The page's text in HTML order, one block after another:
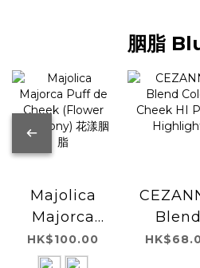
胭脂
Majolica
Majorca
Puff de
Cheek
HK$100.00
Blend
Color